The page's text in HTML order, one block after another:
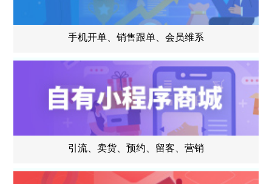
手机开单、销售跟单、会员维系
引流、卖货、预约、留客、营销